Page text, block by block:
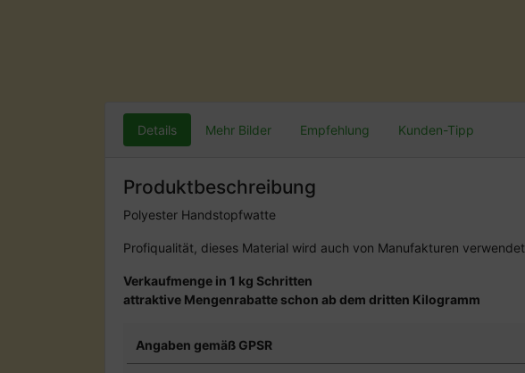
Details Mehr Bilder Empfehlung Kunden-Tipp
Produktbeschreibung
Polyester Handstopfwatte
Profiqualität, dieses Material wird auch von Manufakturen verwendet
Verkaufmenge in 1 kg Schritten
attraktive Mengenrabatte schon ab dem dritten Kilogramm
Angaben gemäß GPSR